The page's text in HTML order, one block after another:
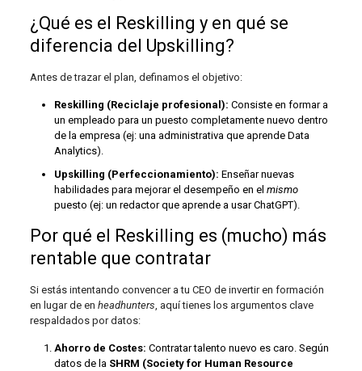
¿Qué es el Reskilling y en qué se
diferencia del Upskilling?
Antes de trazar el plan, definamos el objetivo:
Reskilling (Reciclaje profesional): Consiste en formar a
un empleado para un puesto completamente nuevo dentro
de la empresa (ej: una administrativa que aprende Data
Analytics).
Upskilling (Perfeccionamiento): Enseñar nuevas
habilidades para mejorar el desempeño en el mismo
puesto (ej: un redactor que aprende a usar ChatGPT).
Por qué el Reskilling es (mucho) más
rentable que contratar
Si estás intentando convencer a tu CEO de invertir en formación
en lugar de en headhunters, aquí tienes los argumentos clave
respaldados por datos:
Ahorro de Costes: Contratar talento nuevo es caro. Según
datos de la SHRM (Society for Human Resource